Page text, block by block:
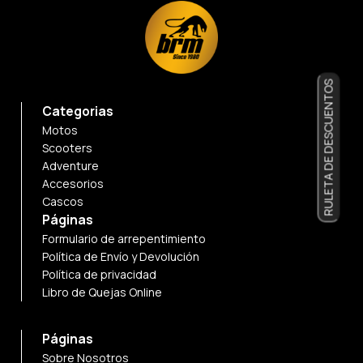
Categorias
Motos
Scooters
Adventure
Accesorios
Cascos
Páginas
Formulario de arrepentimiento
Política de Envío y Devolución
Política de privacidad
Libro de Quejas Online
Páginas
Sobre Nosotros
RULETA DE DESCUENTOS